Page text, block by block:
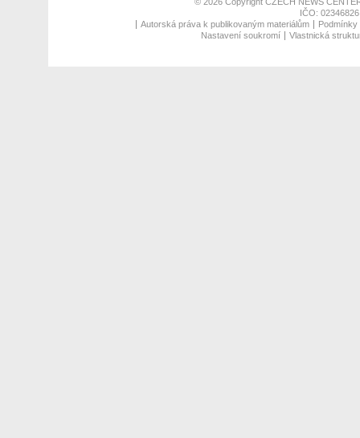
IČO:
Autorská práva k publikovaným materiálům
Nastavení soukromí
Vlastnická